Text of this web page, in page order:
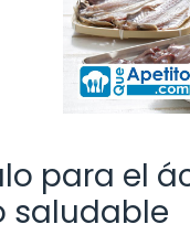
para el
saludable